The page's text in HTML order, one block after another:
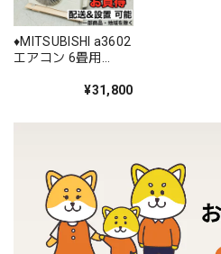
♦️MITSUBISHI a3602
エアコン 6畳用
¥31,800